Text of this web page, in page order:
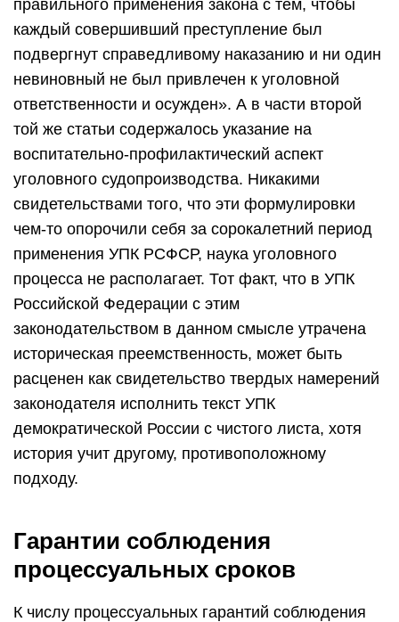
правильного применения закона с тем, чтобы
каждый совершивший преступление был
подвергнут справедливому наказанию и ни один
невиновный не был привлечен к уголовной
ответственности и осужден». А в части второй
той же статьи содержалось указание на
воспитательно-профилактический аспект
уголовного судопроизводства. Никакими
свидетельствами того, что эти формулировки
чем-то опорочили себя за сорокалетний период
применения УПК РСФСР, наука уголовного
процесса не располагает. Тот факт, что в УПК
Российской Федерации с этим
законодательством в данном смысле утрачена
историческая преемственность, может быть
расценен как свидетельство твердых намерений
законодателя исполнить текст УПК
демократической России с чистого листа, хотя
история учит другому, противоположному
подходу.
Гарантии соблюдения
процессуальных сроков
К числу процессуальных гарантий соблюдения